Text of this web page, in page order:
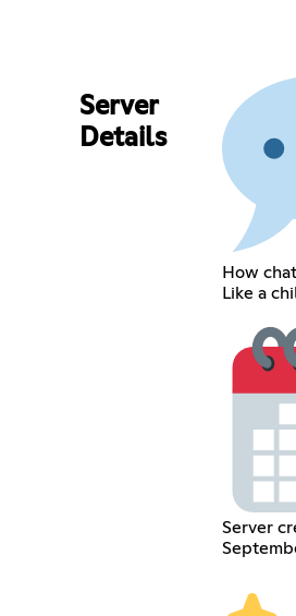
Server
Details
How
Like a
Server